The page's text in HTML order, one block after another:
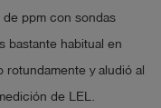
de ppm con sondas
bastante habitual en
y aludió al
de LEL.